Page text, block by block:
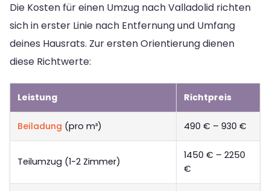
Die Kosten für einen Umzug nach Valladolid richten
sich in erster Linie nach Entfernung und Umfang
deines Hausrats. Zur ersten Orientierung dienen
diese Richtwerte:
Leistung Richtpreis
Beiladung (pro m³) 490 € – 930 €
Teilumzug (1-2 Zimmer)
1450 € – 2250
€